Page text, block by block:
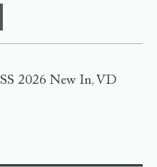
SS 2026 New In, VD